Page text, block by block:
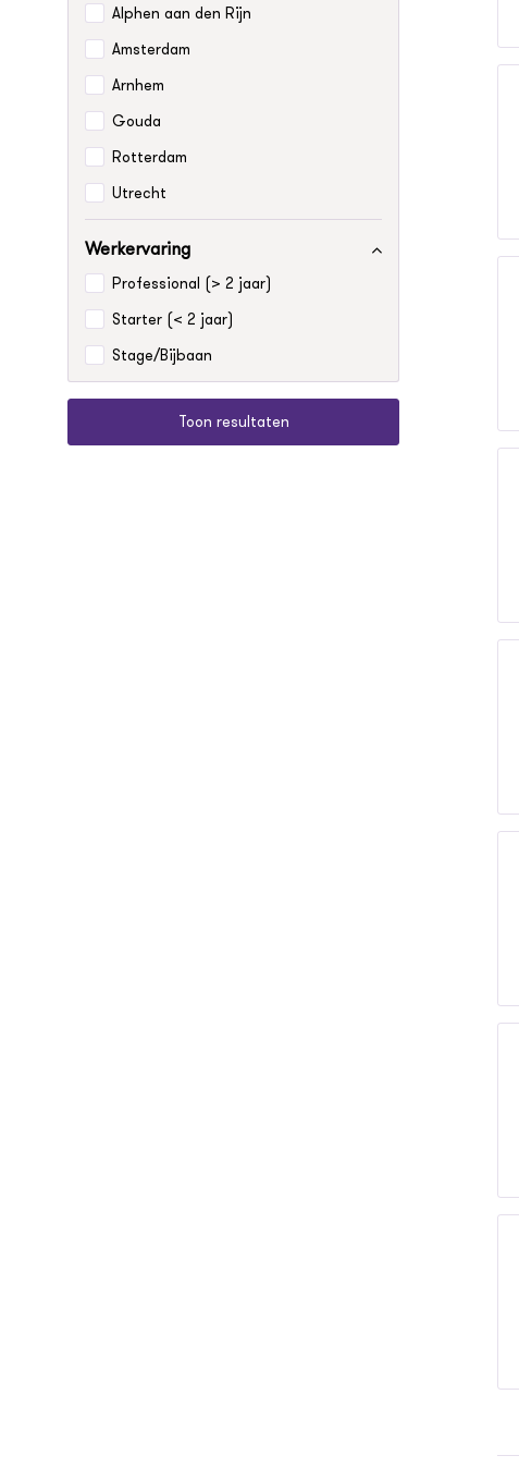
Alphen aan den Rijn
Amsterdam
Arnhem
Gouda
Rotterdam
Utrecht
Werkervaring
Professional (> 2 jaar)
Starter (< 2 jaar)
Stage/Bijbaan
Toon resultaten